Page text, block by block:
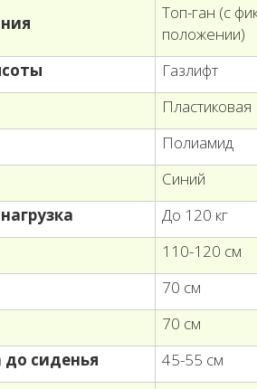
Топ-ган (с
положении)
Газлифт
Пластиковая
Полиамид
Синий
До 120 кг
110-120 см
70 см
70 см
до сиденья
45-55 см